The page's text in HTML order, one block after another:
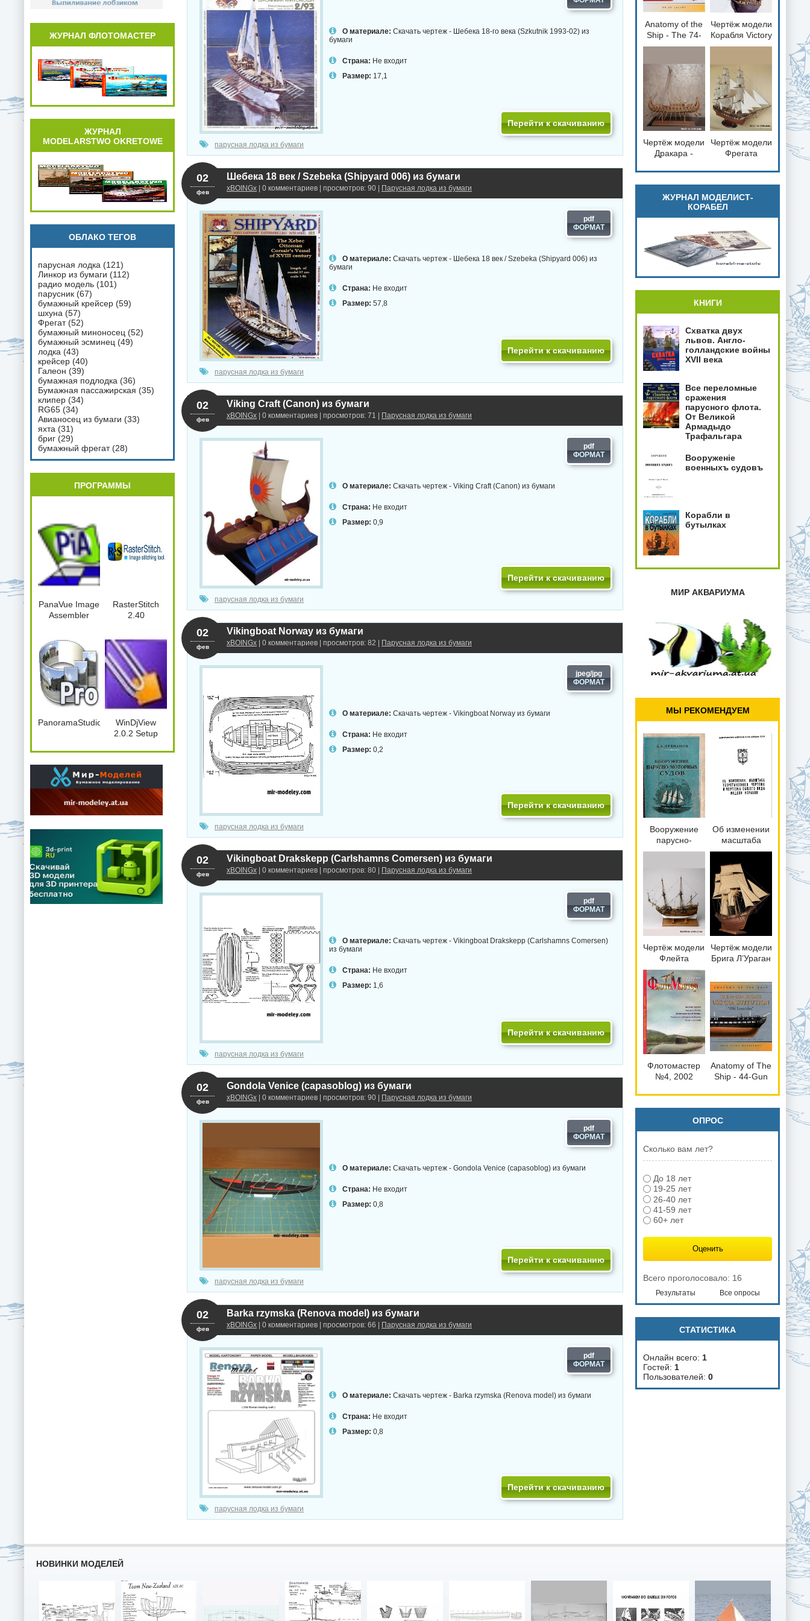
О материале: Скачать чертеж - Шебека 18-го века (Szkutnik 1993-02) из
бумаги
Страна: Не входит
Размер: 17,1
Перейти к скачиванию
парусная лодка из бумаги
Шебека 18 век / Szebeka (Shipyard 006) из бумаги
xBOINGx | 0 комментариев | просмотров: 90 | Парусная лодка из бумаги
02
фев
pdf
О материале: Скачать чертеж - Шебека 18 век / Szebeka (Shipyard 006) из
бумаги
Страна: Не входит
Размер: 57,8
Перейти к скачиванию
парусная лодка из бумаги
Viking Craft (Canon) из бумаги
xBOINGx | 0 комментариев | просмотров: 71 | Парусная лодка из бумаги
02
фев
pdf
О материале: Скачать чертеж - Viking Craft (Canon) из бумаги
Страна: Не входит
Размер: 0,9
Перейти к скачиванию
парусная лодка из бумаги
Vikingboat Norway из бумаги
xBOINGx | 0 комментариев | просмотров: 82 | Парусная лодка из бумаги
02
фев
jpeg/jpg
О материале: Скачать чертеж - Vikingboat Norway из бумаги
Страна: Не входит
Размер: 0,2
Перейти к скачиванию
парусная лодка из бумаги
Vikingboat Drakskepp (Carlshamns Comersen) из бумаги
xBOINGx | 0 комментариев | просмотров: 80 | Парусная лодка из бумаги
02
фев
pdf
О материале: Скачать чертеж - Vikingboat Drakskepp (Carlshamns Comersen)
из бумаги
Страна: Не входит
Размер: 1,6
Перейти к скачиванию
парусная лодка из бумаги
Gondola Venice (capasoblog) из бумаги
xBOINGx | 0 комментариев | просмотров: 90 | Парусная лодка из бумаги
02
фев
pdf
О материале: Скачать чертеж - Gondola Venice (capasoblog) из бумаги
Страна: Не входит
Размер: 0,8
Перейти к скачиванию
парусная лодка из бумаги
Barka rzymska (Renova model) из бумаги
xBOINGx | 0 комментариев | просмотров: 66 | Парусная лодка из бумаги
02
фев
pdf
О материале: Скачать чертеж - Barka rzymska (Renova model) из бумаги
Страна: Не входит
Размер: 0,8
Перейти к скачиванию
парусная лодка из бумаги
ЖУРНАЛ ФЛОТОМАСТЕР
ЖУРНАЛ
MODELARSTWO OKRETOWE
ОБЛАКО ТЕГОВ
парусная лодка (121)
Линкор из бумаги (112)
радио модель (101)
парусник (67)
бумажный крейсер (59)
шхуна (57)
Фрегат(52)
бумажный миноносец (52)
бумажный эсминец (49)
лодка (43)
крейсер (40)
Галеон (39)
бумажная подлодка (36)
Бумажная пассажирская (35)
клипер (34)
RG65 (34)
Авианосец из бумаги (33)
яхта (31)
бриг (29)
бумажный фрегат(28)
ПРОГРАММЫ
PanaVue Image
Assembler
RasterStitch
2.40
PanoramaStudio2Pro.2.5.0.164.x86.Port
WinDjView
2.0.2 Setup
loading="lazy"
decoding="async"
Anatomy of the
Ship - The 74-
gun Ship
loading="lazy"
decoding="async"
Чертёж модели
Корабля Victory
/ Виктория
сборки и
историческая
справка
loading="lazy"
decoding="async"
fetchpriority="low">
Чертёж модели
Дракара -
для сборки и
историческая
справка
loading="lazy"
decoding="async"
fetchpriority="low">
Чертёж модели
Фрегата
Frigate Pallada
(1832) для
сборки и
историческая
справка
ЖУРНАЛ МОДЕЛИСТ-
КОРАБЕЛ
КНИГИ
Схватка двух
львов. Англо-
голландские войны
XVII века
Все переломные
сражения
парусного флота.
От Великой
Армадыдо
Трафальгара
Вооруженiе
военныхъ судовъ
Корабли в
бутылках
МИР АКВАРИУМА
МЫ РЕКОМЕНДУЕМ
Вооружение
парусно-
моторных
Об изменении
масштаба
теоретического
чертежа и
чертежа
общего вида
модели
корабля
Чертёж модели
Флейта
Zeehaen /
Зеехан (1639)
для сборки и
историческая
справка
Чертёж модели
Брига Л’Ураган
Ouragan (1830)
для сборки и
историческая
справка
Флотомастер
№4, 2002
Anatomy of The
Ship - 44-Gun
Constitution
1812
ОПРОС
Сколько вам лет?
До 18 лет
19-25 лет
26-40 лет
41-59 лет
60+ лет
Всего проголосовало: 16
Результаты Все опросы
СТАТИСТИКА
Онлайн всего: 1
Гостей: 1
Пользователей: 0
НОВИНКИ МОДЕЛЕЙ